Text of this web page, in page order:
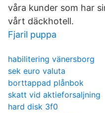
våra kunder som har
vårt däckhotell.
Fjaril puppa
habilitering vänersborg
sek euro valuta
borttappad plånbok
skatt vid aktieforsaljning
hard disk 3f0